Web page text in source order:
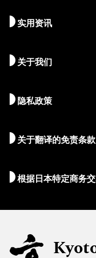
可持续旅游
体验活动
艺术与文化
清晨与夜间观光
住宿推荐
目的地
推荐行程
实用资讯
畅游京都
地图和工具
翻译导游
外币兑换/税金
无障碍旅游
关于我们
隐私政策
关于翻译的免责条款
根据日本特定商务